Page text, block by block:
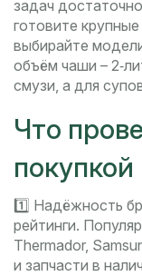
задач
готовите
выбирайте
объём чаши –
смузи, а для
Что
покупкой
1️⃣ Надёжность
рейтинги.
Thermador,
и запчасти в